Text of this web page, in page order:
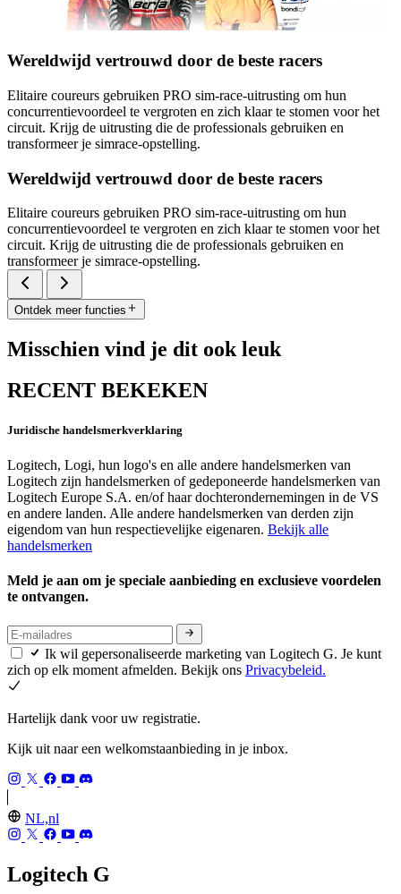
Wereldwijd vertrouwd door de beste racers
Elitaire coureurs gebruiken PRO sim-race-uitrusting om hun
concurrentievoordeel te vergroten en zich klaar te stomen voor het
circuit. Krijg de uitrusting die de professionals gebruiken en
transformeer je simrace-opstelling.
Wereldwijd vertrouwd door de beste racers
Elitaire coureurs gebruiken PRO sim-race-uitrusting om hun
concurrentievoordeel te vergroten en zich klaar te stomen voor het
circuit. Krijg de uitrusting die de professionals gebruiken en
transformeer je simrace-opstelling.
Ontdek meer functies
Misschien vind je dit ook leuk
RECENT BEKEKEN
Juridische handelsmerkverklaring
Logitech, Logi, hun logo's en alle andere handelsmerken van
Logitech zijn handelsmerken of gedeponeerde handelsmerken van
Logitech Europe S.A. en/of haar dochterondernemingen in de VS
en andere landen. Alle andere handelsmerken van derden zijn
eigendom van hun respectievelijke eigenaren. Bekijk alle
handelsmerken
Meld je aan om je speciale aanbieding en exclusieve voordelen
te ontvangen.
Ik wil gepersonaliseerde marketing van Logitech G. Je kunt
zich op elk moment afmelden. Bekijk ons Privacybeleid.
Hartelijk dank voor uw registratie.
Kijk uit naar een welkomstaanbieding in je inbox.
NL,nl
Logitech G